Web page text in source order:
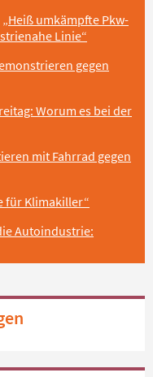
„Heiß umkämpfte Pkw-
Linie“
gegen
Worum es bei der
mit Fahrrad gegen
für Klimakiller“
Autoindustrie: